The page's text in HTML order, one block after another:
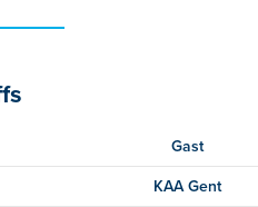
Gast
KAA Gent